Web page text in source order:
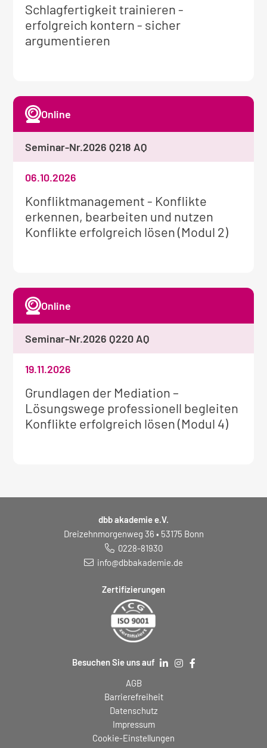
Weitere
Informationen
zum
Schlagfertigkeit trainieren -
erfolgreich kontern - sicher
argumentieren
Weitere
Informationen
zum
Konfliktmanagement - Konflikte
erkennen, bearbeiten und nutzen
Konflikte erfolgreich lösen (Modul 2)
06.10.2026
Online
Seminar-Nr.2026 Q218 AQ
Weitere
Informationen
zum
Grundlagen der Mediation –
Lösungswege professionell begleiten
Konflikte erfolgreich lösen (Modul 4)
19.11.2026
Online
Seminar-Nr.2026 Q220 AQ
dbb akademie e.V.
Dreizehnmorgenweg 36 • 53175 Bonn
0228-81930
info@dbbakademie.de
Zertifizierungen
Besuchen Sie uns auf
AGB
Barrierefreiheit
Datenschutz
Impressum
Cookie-Einstellungen